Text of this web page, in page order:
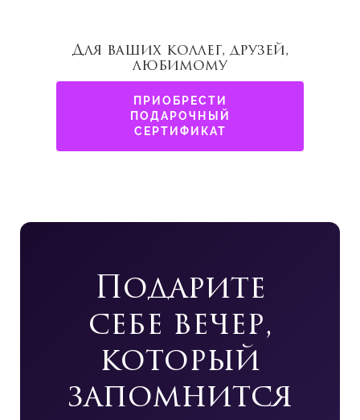
Для ваших коллег, друзей,
любимому
ПРИОБРЕСТИ
ПОДАРОЧНЫЙ
СЕРТИФИКАТ
Подарите
себе вечер,
который
запомнится